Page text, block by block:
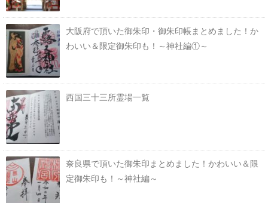
大阪府で頂いた御朱印・御朱印帳まとめました！か
わいい＆限定御朱印も！～神社編①～
西国三十三所霊場一覧
奈良県で頂いた御朱印まとめました！かわいい＆限
定御朱印も！～神社編～